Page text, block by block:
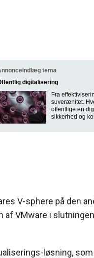
tema
digitalisering
Fra
suverænitet.
offentlige en
sikkerhed og
V-sphere på den
af VMware i
løsning,